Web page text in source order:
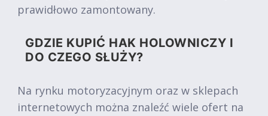
prawidłowo zamontowany.
GDZIE KUPIĆ HAK HOLOWNICZY I
DO CZEGO SŁUŻY?
Na rynku motoryzacyjnym oraz w sklepach
internetowych można znaleźć wiele ofert na